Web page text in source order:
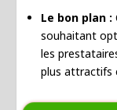
Le bon plan :
souhaitant
les
plus attractifs